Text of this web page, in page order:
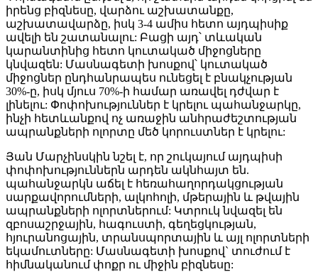
իրենց բիզնեսը, վարձու աշխատանքը,
աշխատավարձը, իսկ 3-4 ամիս հետո այդպիսիք
ավելի են շատանալու: Բացի այդ՝ տևական
կարանտինից հետո կուտակած միջոցները
կնվազեն: Մասնագետի խոսքով՝ կուտակած
միջոցներ ընդհանրապես ունեցել է բնակչության
30%-ը, իսկ մյուս 70%-ի համար առավել դժվար է
լինելու: Փոփոխություններ է կրելու պահանջարկը,
ինչի հետևանքով ոչ առաջին անհրաժեշտության
ապրանքների ոլորտը մեծ կորուստներ է կրելու:
Յան Մարչինսկին նշել է, որ շուկայում այդպիսի
փոփոխություններն արդեն ակնհայտ են.
պահանջարկն աճել է հեռահաղորդակցության
սարքավորումների, ալկոհոլի, մթերային և թվային
ապրանքների ոլորտներում: Կտրուկ նվազել են
զբոսաշրջային, հագուստի, գեղեցկության,
հյուրանոցային, տրանսպորտային և այլ ոլորտների
եկամուտները: Մասնագետի խոսքով` տուժում է
հիմնականում փոքր ու միջին բիզնեսը: